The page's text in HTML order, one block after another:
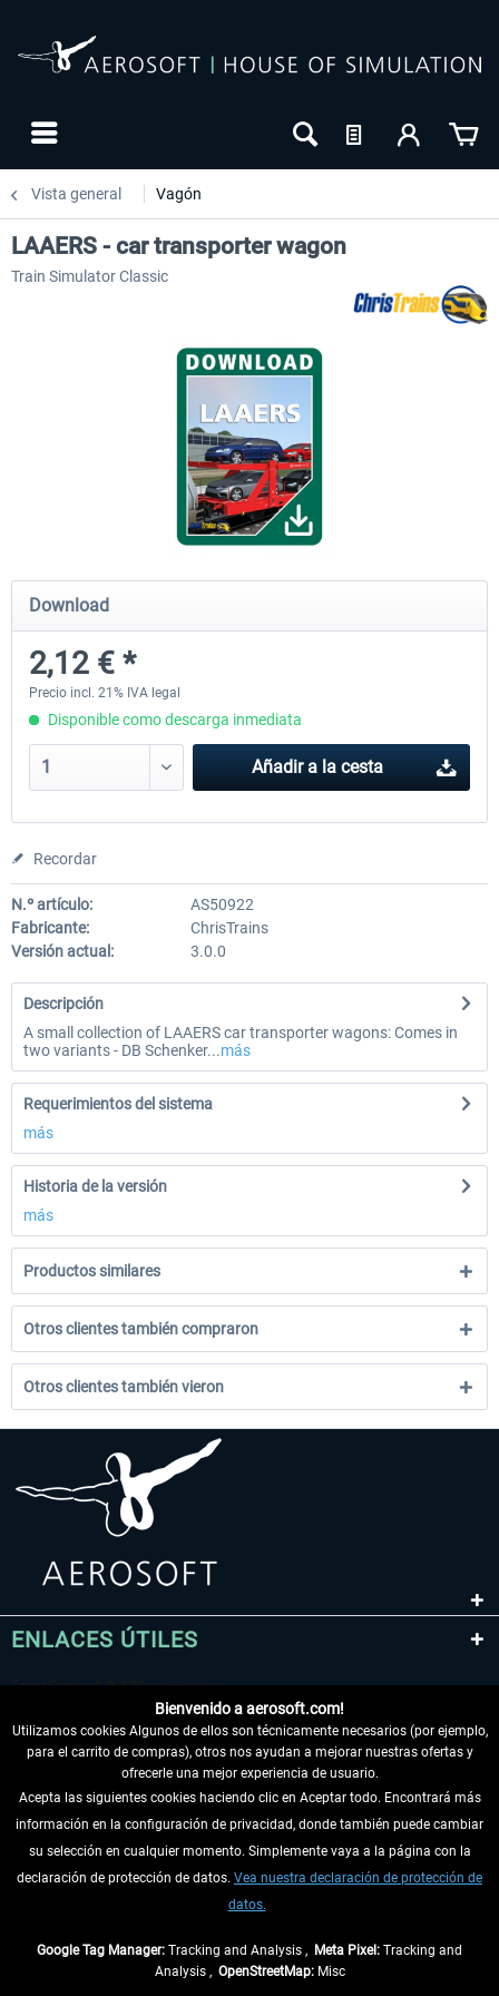
Vista general Vagón
FCCPPS Gravel Wagon
2,12 € *
Gbs Freight Wagon
LAAERS - car transporter wagon
Train Simulator Classic
Download
2,12 € *
Precio incl. 21% IVA legal
Disponible como descarga inmediata
Añadir a la cesta
Recordar
N.º artículo:
AS50922
Fabricante:
ChrisTrains
Versión actual:
3.0.0
Descripción
A small collection of LAAERS car transporter wagons: Comes in
two variants - DB Schenker...más
Requerimientos del sistema
más
Historia de la versión
más
Productos similares
Otros clientes también compraron
Otros clientes también vieron
ENLACES ÚTILES
DESISTIR DEL CONTRATO
INFORMACIÓN
Bienvenido a aerosoft.com!
Utilizamos cookies Algunos de ellos son técnicamente necesarios (por ejemplo,
para el carrito de compras), otros nos ayudan a mejorar nuestras ofertas y
ofrecerle una mejor experiencia de usuario.
Acepta las siguientes cookies haciendo clic en Aceptar todo. Encontrará más
información en la configuración de privacidad, donde también puede cambiar
su selección en cualquier momento. Simplemente vaya a la página con la
declaración de protección de datos. Vea nuestra declaración de protección de
datos.
Google Tag Manager: Tracking and Analysis , Meta Pixel: Tracking and
Analysis , OpenStreetMap:Misc